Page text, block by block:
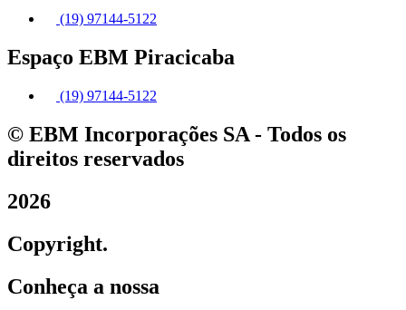
(19) 97144-5122
Espaço EBM Piracicaba
(19) 97144-5122
© EBM Incorporações SA - Todos os
direitos reservados
2026
Copyright.
Conheça a nossa